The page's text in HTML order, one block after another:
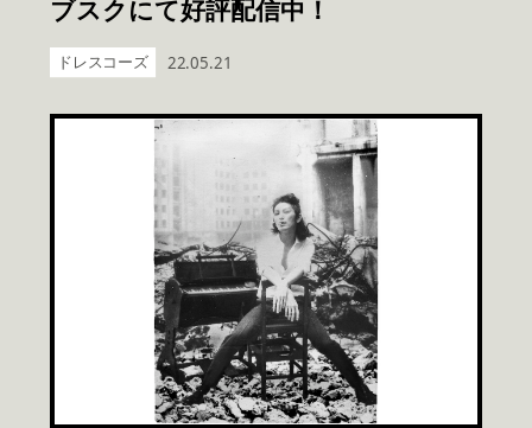
ブスクにて好評配信中！
ドレスコーズ 22.05.21